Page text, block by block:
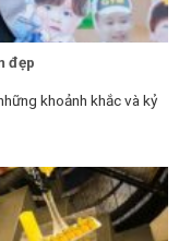
đẹp
khoảnh khắc và kỷ